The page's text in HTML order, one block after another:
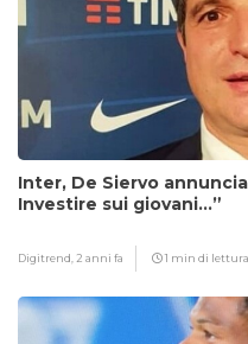
Inter, De Siervo
Investire sui giovani…”
Digitrend, 2 anni fa 1 min di lettura